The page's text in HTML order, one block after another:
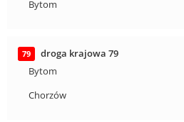
Bytom
79
droga krajowa 79
Bytom
Chorzów